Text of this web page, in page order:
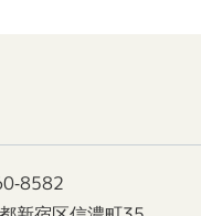
8582